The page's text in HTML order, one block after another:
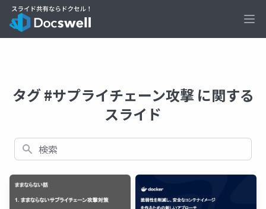
タグ #サプライチェーン攻撃 に関する
スライド
検索